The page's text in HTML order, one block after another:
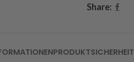
Share:
PRODUKTSICHERHEIT